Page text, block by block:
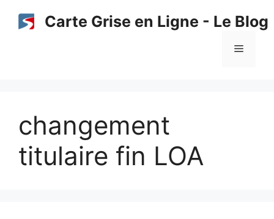
Carte Grise en Ligne - Le Blog
Menu
changement
titulaire fin LOA